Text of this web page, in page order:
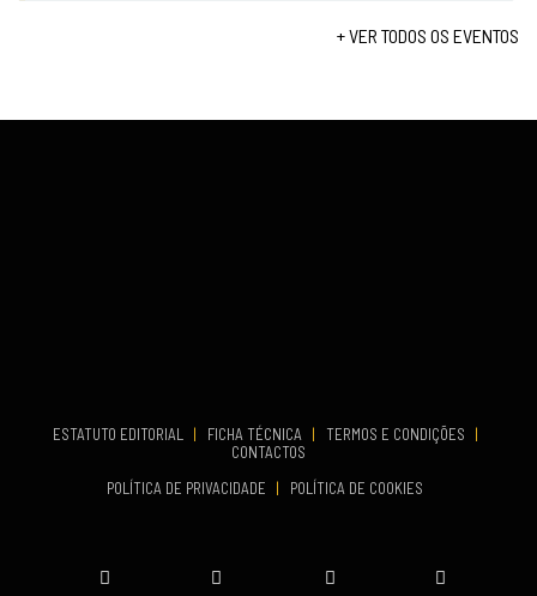
+ VER TODOS OS EVENTOS
ESTATUTO EDITORIAL | FICHA TÉCNICA | TERMOS E CONDIÇÕES
|
CONTACTOS
POLÍTICA DE PRIVACIDADE
| POLÍTICA DE COOKIES